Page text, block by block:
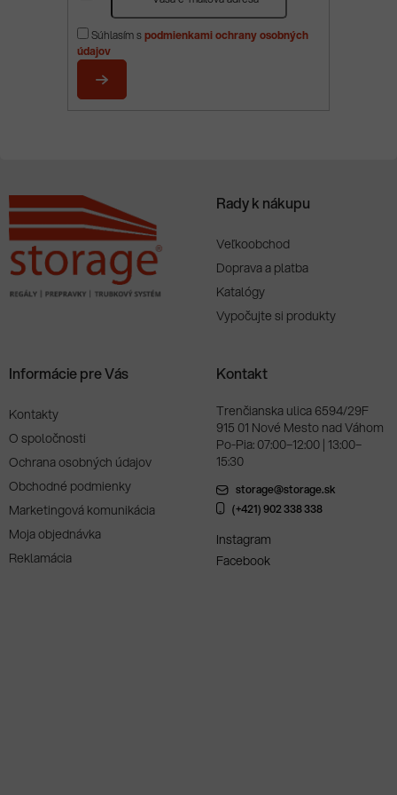
Súhlasím spodmienkami ochrany osobných
údajov
PRIHLÁSIŤ
Rady k nákupu
Veľkoobchod
Doprava a platba
Katalógy
Vypočujte si produkty
Informácie pre Vás
Kontakty
O spoločnosti
Ochrana osobných údajov
Obchodné podmienky
Marketingová komunikácia
Moja objednávka
Reklamácia
Kontakt
Trenčianska ulica 6594/29F
915 01 Nové Mesto nad Váhom
Po-Pia: 07:00–12:00 | 13:00–
15:30
storage@storage.sk
(+421) 902 338 338
Instagram
Facebook